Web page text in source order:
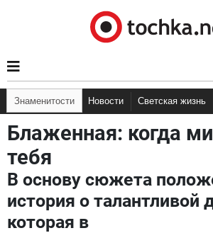
Знаменитости Новости Светская жизнь
Блаженная: когда
тебя
В основу сюжета
история о талантливой
которая в